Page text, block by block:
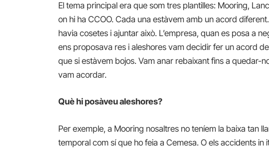
El tema principal era que som tres plantilles: Mooring,
on hi ha CCOO. Cada una estàvem amb un acord
havia cosetes i ajuntar això. L’empresa, quan es posa a
ens proposava res i aleshores vam decidir fer un acord
que si estàvem bojos. Vam anar rebaixant fins a quedar-
vam acordar.
Què hi posàveu aleshores?
Per exemple, a Mooring nosaltres no teníem la baixa tan
temporal com sí que ho feia a Cemesa. O els accidents in